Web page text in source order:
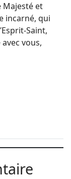
Majesté et
incarné, qui
Saint,
vous,